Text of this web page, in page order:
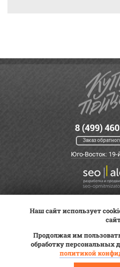
8 (499)
Заказ
Юго-Восток:
Постановка на учет
Трейд-
© 2012—2026 «Купи прицеп»™ (ООО
Наш сайт использует
Продолжая им
обработку персональных
политикой